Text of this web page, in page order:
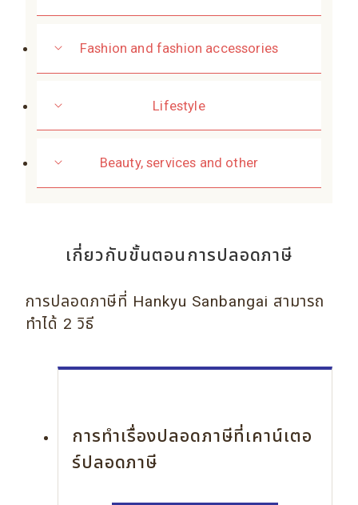
Fashion and fashion accessories
Lifestyle
Beauty, services and other
เกี่ยวกับขั้นตอนการปลอดภาษี
การปลอดภาษีที่ Hankyu Sanbangai สามารถ
ทำได้ 2 วิธี
การทำเรื่องปลอดภาษีที่เคาน์เตอ
ร์ปลอดภาษี